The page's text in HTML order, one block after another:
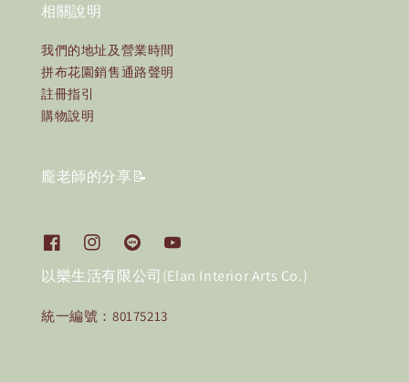
相關說明
我們的地址及營業時間
拼布花園銷售通路聲明
註冊指引
購物說明
龐老師的分享📝
以樂生活有限公司(Elan Interior Arts Co.)
統一編號：80175213